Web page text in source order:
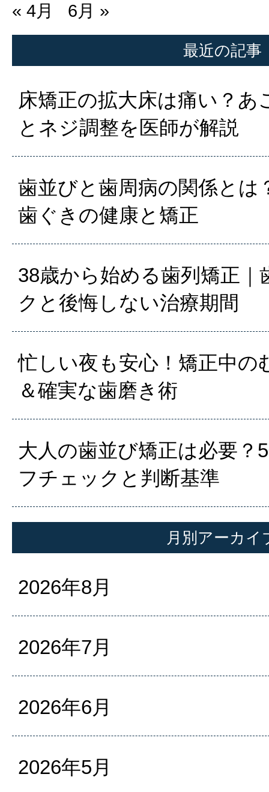
« 4月 6月 »
最近の記事
床矯正の拡大床は痛い？あ
とネジ調整を医師が解説
歯並びと歯周病の関係とは
歯ぐきの健康と矯正
38歳から始める歯列矯正｜
クと後悔しない治療期間
忙しい夜も安心！矯正中の
＆確実な歯磨き術
大人の歯並び矯正は必要？
フチェックと判断基準
月別アーカイ
2026年8月
2026年7月
2026年6月
2026年5月